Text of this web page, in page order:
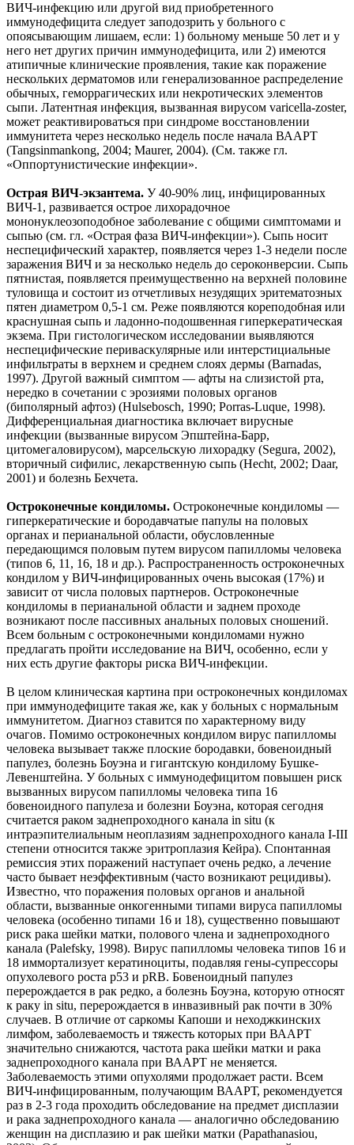
ВИЧ-инфекцию или другой вид приобретенного
иммунодефицита следует заподозрить у больного с
опоясывающим лишаем, если: 1) больному меньше 50 лет и у
него нет других причин иммунодефицита, или 2) имеются
атипичные клинические проявления, такие как поражение
нескольких дерматомов или генерализованное распределение
обычных, геморрагических или некротических элементов
сыпи. Латентная инфекция, вызванная вирусом varicella-zoster,
может реактивироваться при синдроме восстановлении
иммунитета через несколько недель после начала ВААРТ
(Tangsinmankong, 2004; Maurer, 2004). (См. также гл.
«Оппортунистические инфекции».
Острая ВИЧ-экзантема. У 40-90% лиц, инфицированных
ВИЧ-1, развивается острое лихорадочное
мононуклеозоподобное заболевание с общими симптомами и
сыпью (см. гл. «Острая фаза ВИЧ-инфекции»). Сыпь носит
неспецифический характер, появляется через 1-3 недели после
заражения ВИЧ и за несколько недель до сероконверсии. Сыпь
пятнистая, появляется преимущественно на верхней половине
туловища и состоит из отчетливых незудящих эритематозных
пятен диаметром 0,5-1 см. Реже появляются кореподобная или
краснушная сыпь и ладонно-подошвенная гиперкератическая
экзема. При гистологическом исследовании выявляются
неспецифические периваскулярные или интерстициальные
инфильтраты в верхнем и среднем слоях дермы (Barnadas,
1997). Другой важный симптом — афты на слизистой рта,
нередко в сочетании с эрозиями половых органов
(биполярный афтоз) (Hulsebosch, 1990; Porras-Luque, 1998).
Дифференциальная диагностика включает вирусные
инфекции (вызванные вирусом Эпштейна-Барр,
цитомегаловирусом), марсельскую лихорадку (Segura, 2002),
вторичный сифилис, лекарственную сыпь (Hecht, 2002; Daar,
2001) и болезнь Бехчета.
Остроконечные кондиломы. Остроконечные кондиломы —
гиперкератические и бородавчатые папулы на половых
органах и перианальной области, обусловленные
передающимся половым путем вирусом папилломы человека
(типов 6, 11, 16, 18 и др.). Распространенность остроконечных
кондилом у ВИЧ-инфицированных очень высокая (17%) и
зависит от числа половых партнеров. Остроконечные
кондиломы в перианальной области и заднем проходе
возникают после пассивных анальных половых сношений.
Всем больным с остроконечными кондиломами нужно
предлагать пройти исследование на ВИЧ, особенно, если у
них есть другие факторы риска ВИЧ-инфекции.
В целом клиническая картина при остроконечных кондиломах
при иммунодефиците такая же, как у больных с нормальным
иммунитетом. Диагноз ставится по характерному виду
очагов. Помимо остроконечных кондилом вирус папилломы
человека вызывает также плоские бородавки, бовеноидный
папулез, болезнь Боуэна и гигантскую кондилому Бушке-
Левенштейна. У больных с иммунодефицитом повышен риск
вызванных вирусом папилломы человека типа 16
бовеноидного папулеза и болезни Боуэна, которая сегодня
считается раком заднепроходного канала in situ (к
интраэпителиальным неоплазиям заднепроходного канала I-III
степени относится также эритроплазия Кейра). Спонтанная
ремиссия этих поражений наступает очень редко, а лечение
часто бывает неэффективным (часто возникают рецидивы).
Известно, что поражения половых органов и анальной
области, вызванные онкогенными типами вируса папилломы
человека (особенно типами 16 и 18), существенно повышают
риск рака шейки матки, полового члена и заднепроходного
канала (Palefsky, 1998). Вирус папилломы человека типов 16 и
18 иммортализует кератиноциты, подавляя гены-супрессоры
опухолевого роста p53 и pRB. Бовеноидный папулез
перерождается в рак редко, а болезнь Боуэна, которую относят
к раку in situ, перерождается в инвазивный рак почти в 30%
случаев. В отличие от саркомы Капоши и неходжкинских
лимфом, заболеваемость и тяжесть которых при ВААРТ
значительно снижаются, частота рака шейки матки и рака
заднепроходного канала при ВААРТ не меняется.
Заболеваемость этими опухолями продолжает расти. Всем
ВИЧ-инфицированным, получающим ВААРТ, рекомендуется
раз в 2-3 года проходить обследование на предмет дисплазии
и рака заднепроходного канала — аналогично обследованию
женщин на дисплазию и рак шейки матки (Papathanasiou,